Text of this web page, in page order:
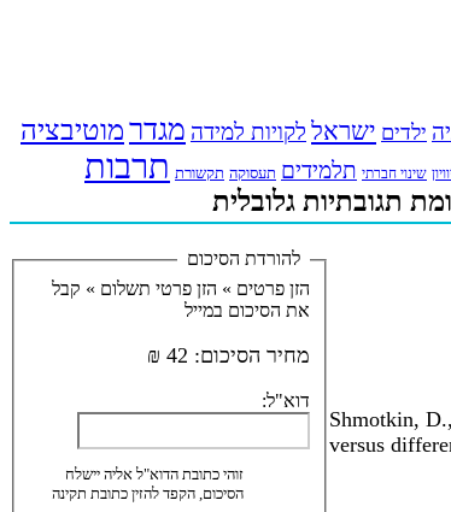
ילדים ישראל לקויות למידה מגדרמוטיבציה
שינוי חברתי תלמידים תעסוקה תקשורת תרבות
תגובתיות גלובלית
Shmotkin,
versus
להורדת הסיכום
הזן פרטים » הזן פרטי תשלום » קבל
את הסיכום במייל
מחיר הסיכום: 42 ₪
דוא"ל:
זוהי כתובת הדוא"ל אליה יישלח
הסיכום, הקפד להזין כתובת תקינה